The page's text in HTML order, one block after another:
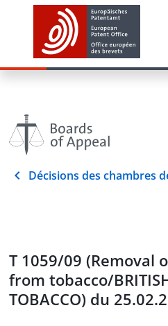
Décisions des chambres
T 1059/09 (Removal
from tobacco/
TOBACCO) du